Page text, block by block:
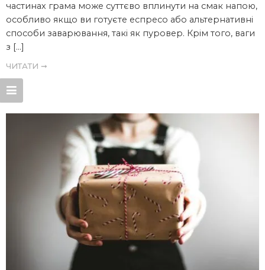
частинах грама може суттєво вплинути на смак напою,
особливо якщо ви готуєте еспресо або альтернативні
способи заварювання, такі як пуровер. Крім того, ваги
з […]
ЧИТАТИ ➞